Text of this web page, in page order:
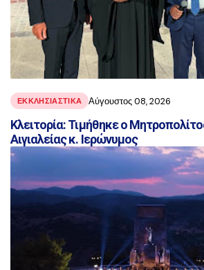
ΕΚΚΛΗΣΙΑΣΤΙΚΑ Αύγουστος 08, 2026
Κλειτορία: Τιμήθηκε ο
Αιγιαλείας κ. Ιερώνυμος